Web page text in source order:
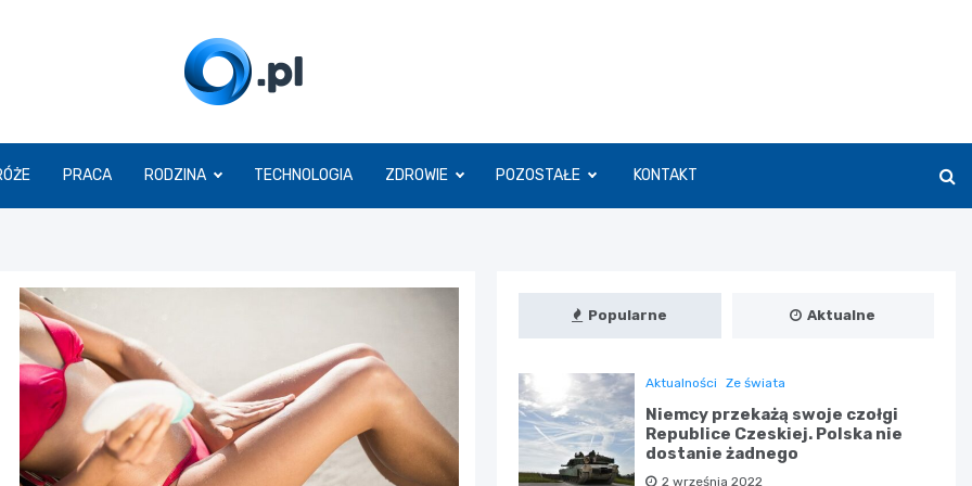
O.pl
PRACA RODZINA TECHNOLOGIA ZDROWIE POZOSTAŁE KONTAKT
Popularne Aktualne
Aktualności Ze świata
Niemcy przekażą swoje czołgi
Republice Czeskiej. Polska nie
dostanie żadnego
2 września 2022